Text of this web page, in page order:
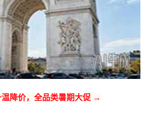
降价，全品类暑期大促 →